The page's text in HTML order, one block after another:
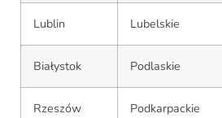
Lublin Lubelskie
Białystok Podlaskie
Rzeszów Podkarpackie